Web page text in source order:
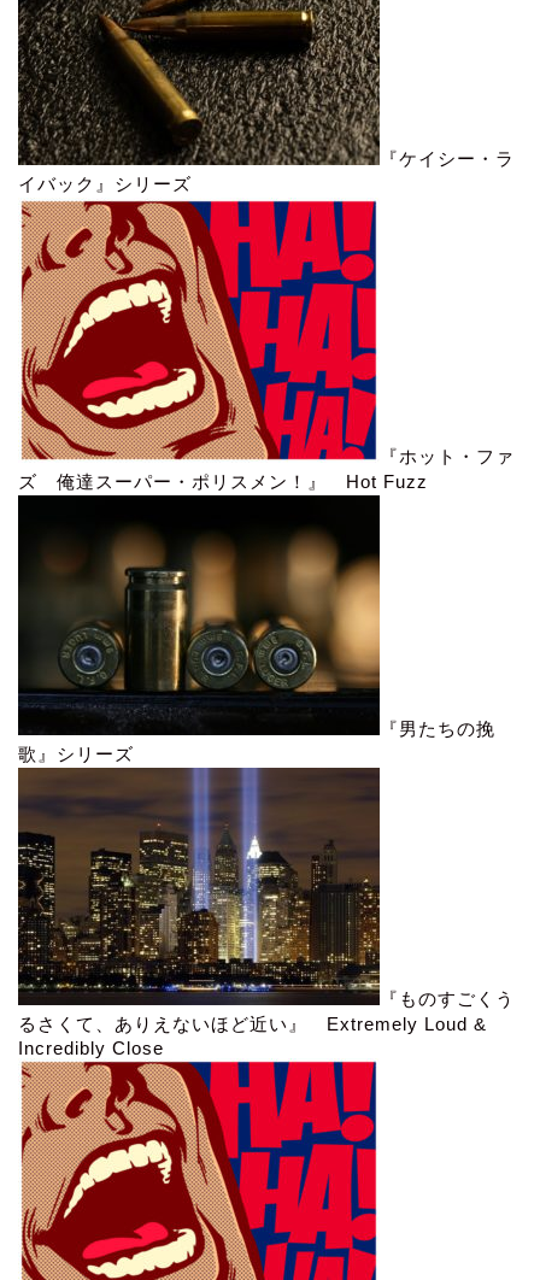
『ケイシー・ラ
イバック』シリーズ
『ホット・ファ
ズ 俺達スーパー・ポリスメン！』 Hot Fuzz
『男たちの挽
歌』シリーズ
『ものすごくう
るさくて、ありえないほど近い』 Extremely Loud &
Incredibly Close